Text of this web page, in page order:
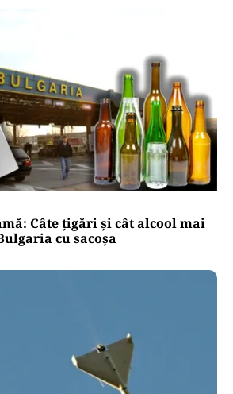
Câte țigări și cât alcool mai
cu sacoșa